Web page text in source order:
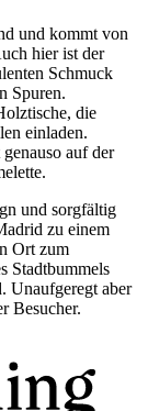
und kommt von
hier ist der
Schmuck
Spuren.
die
einladen.
auf der
und sorgfältig
zu einem
Ort zum
Stadtbummels
Unaufgeregt aber
Besucher.